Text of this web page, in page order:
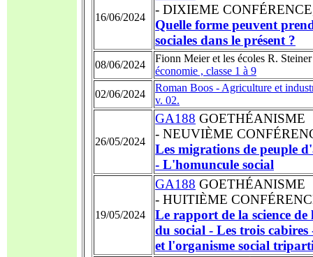
16/06/2024
- DIXIEME
Quelle forme peuvent
sociales dans le présent ?
08/06/2024
Fionn Meier et les écoles R.
économie , classe 1 à 9
02/06/2024
Roman Boos - Agriculture et
v. 02.
26/05/2024
GA188 GOETHÉANISME
- NEUVIÈME
Les migrations de peuple
- L'homuncule social
19/05/2024
GA188 GOETHÉANISME
- HUITIÈME
Le rapport de la science
du social - Les trois
et l'organisme social